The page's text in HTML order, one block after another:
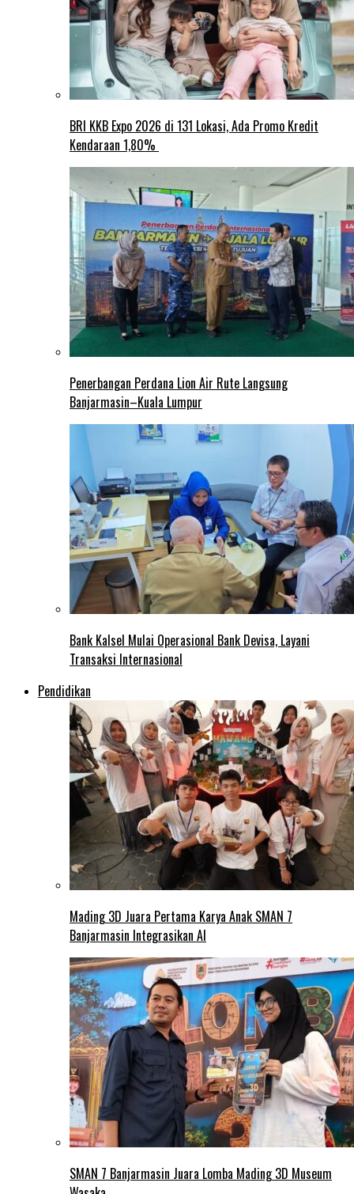
BRI KKB Expo 2026 di 131 Lokasi, Ada Promo Kredit
Kendaraan 1,80%
Penerbangan Perdana Lion Air Rute Langsung
Banjarmasin–Kuala Lumpur
Bank Kalsel Mulai Operasional Bank Devisa, Layani
Transaksi Internasional
Pendidikan
Mading 3D Juara Pertama Karya Anak SMAN 7
Banjarmasin Integrasikan AI
SMAN 7 Banjarmasin Juara Lomba Mading 3D Museum